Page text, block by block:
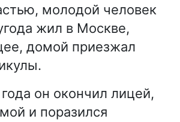
молодой человек
жил в Москве,
домой приезжал
он окончил лицей,
и поразился